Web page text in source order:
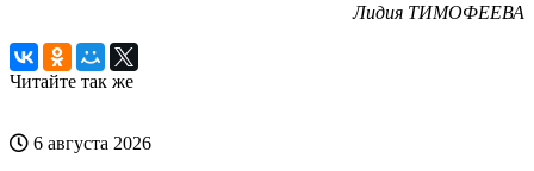
Лидия ТИМОФЕЕВА
Читайте так же
6 августа 2026